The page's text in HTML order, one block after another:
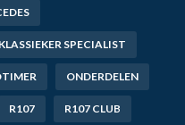
SPECIALIST
ONDERDELEN
R107 R107 CLUB